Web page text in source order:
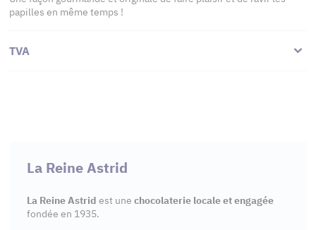
papilles en même temps !
TVA
La Reine Astrid
La Reine Astrid est une chocolaterie locale et engagée
fondée en 1935.